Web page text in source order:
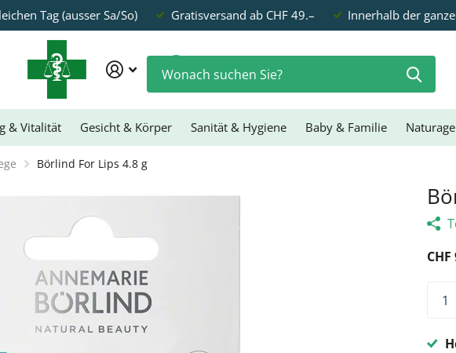
Tag (ausser Sa/So) Gratisversand ab CHF 49.– Innerhalb der
& Vitalität Gesicht & Körper Sanität & Hygiene Baby & Familie Naturage
Börlind For Lips 4.8 g